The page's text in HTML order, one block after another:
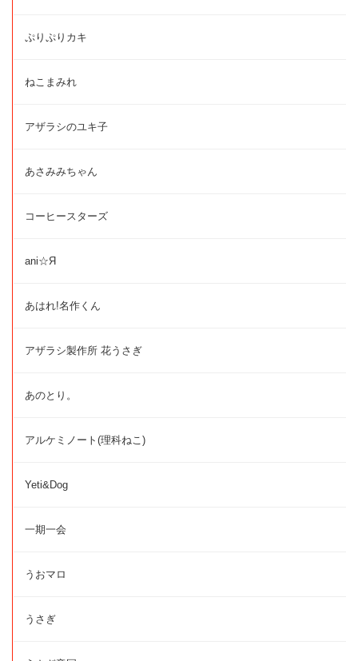
ぷりぷりカキ
ねこまみれ
アザラシのユキ子
あさみみちゃん
コーヒースターズ
ani☆Я
あはれ!名作くん
アザラシ製作所 花うさぎ
あのとり。
アルケミノート(理科ねこ)
Yeti&Dog
一期一会
うおマロ
うさぎ